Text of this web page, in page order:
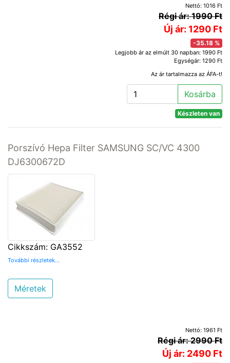
Nettó: 1016 Ft
Régi ár: 1990 Ft
Új ár: 1290 Ft
-35.18 %
Legjobb ár az elmúlt 30 napban: 1990 Ft
Egységár: 1290 Ft
Az ár tartalmazza az ÁFA-t!
Kosárba
Készleten van
Porszívó Hepa Filter SAMSUNG SC/VC 4300
DJ6300672D
Cikkszám: GA3552
További részletek...
Méretek
Nettó: 1961 Ft
Régi ár: 2990 Ft
Új ár: 2490 Ft